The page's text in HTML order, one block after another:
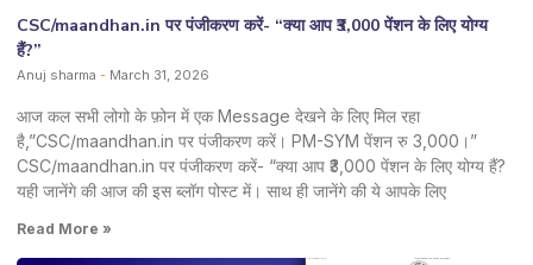
CSC/maandhan.in पर पंजीकरण करें- “क्या आप ₹3,000 पेंशन के लिए योग्य
हैं?”
Anuj sharma March 31, 2026
आज कल सभी लोगो के फ़ोन में एक Message देखने के लिए मिल रहा
है,”CSC/maandhan.in पर पंजीकरण करें। PM-SYM पेंशन रु 3,000।”
CSC/maandhan.in पर पंजीकरण करें- “क्या आप ₹3,000 पेंशन के लिए योग्य हैं?
यही जानेंगे की आज की इस ब्लॉग पोस्ट में। साथ ही जानेंगे की ये आपके लिए
Read More »